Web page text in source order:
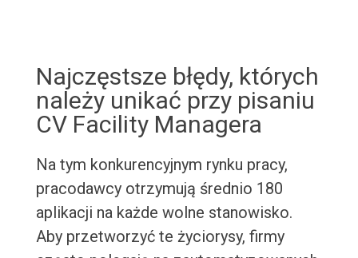
Najczęstsze błędy, których
należy unikać przy pisaniu
CV Facility Managera
Na tym konkurencyjnym rynku pracy,
pracodawcy otrzymują średnio 180
aplikacji na każde wolne stanowisko.
Aby przetworzyć te życiorysy, firmy